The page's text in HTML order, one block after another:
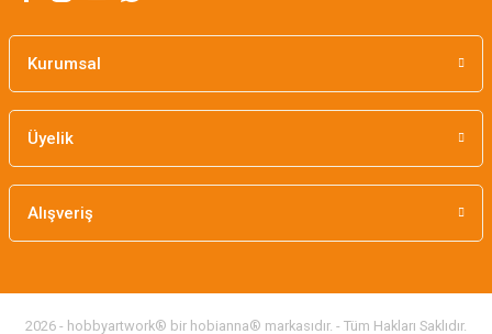
Kurumsal
Üyelik
Alışveriş
2026 - hobbyartwork® bir hobianna® markasıdır. - Tüm Hakları Saklıdır.